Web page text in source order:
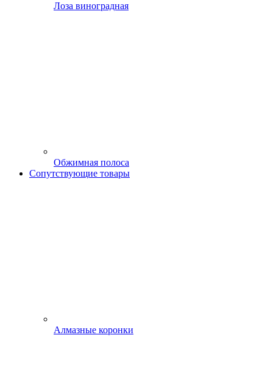
Лоза виноградная
Обжимная полоса
Сопутствующие товары
Алмазные коронки